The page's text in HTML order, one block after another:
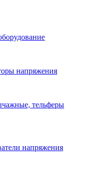
напряжения
тельферы
напряжения